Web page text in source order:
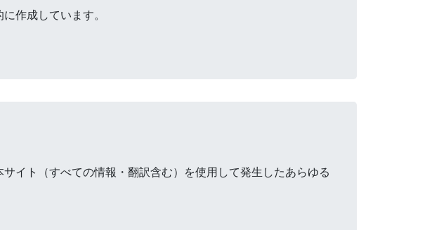
作成しています。
イト（すべての情報・翻訳含む）を使用して発生したあらゆる